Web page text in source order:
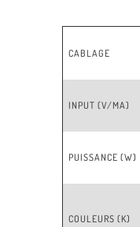
CABLAGE
INPUT (V/MA)
PUISSANCE (W)
COULEURS (K)